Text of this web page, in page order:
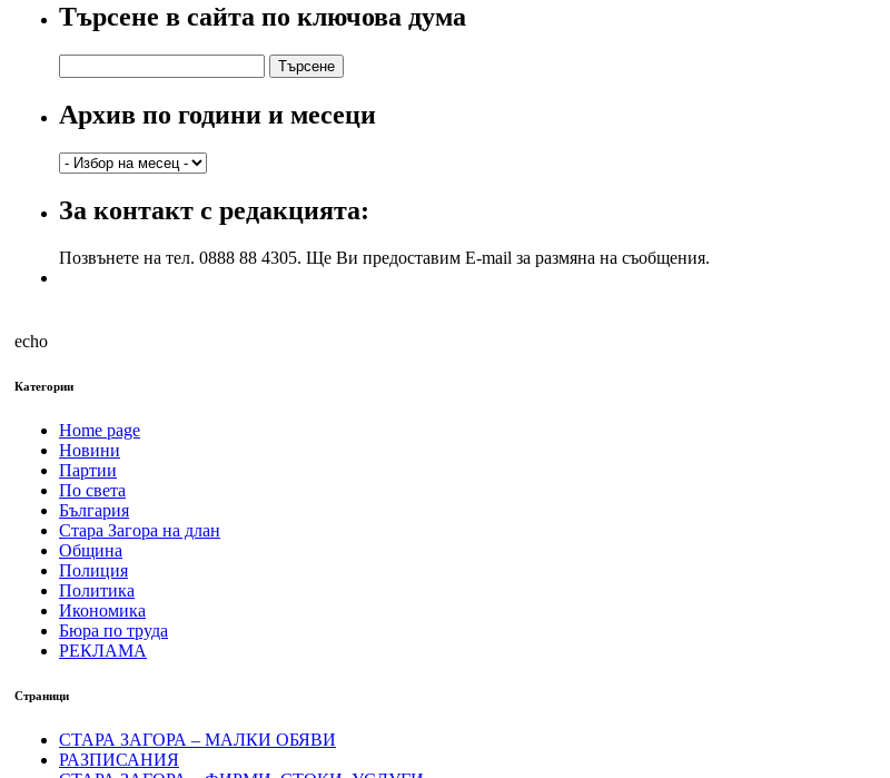
Търсене в сайта по ключова дума
за:
Архив по години и месеци
Архив
години
и
За контакт с редакцията:
Позвънете на тел. 0888 88 4305. Ще Ви предоставим E-mail за размяна на съобщения.
echo
Категории
Home page
Новини
Партии
По света
България
Стара Загора на длан
Община
Полиция
Политика
Икономика
Бюра по труда
РЕКЛАМА
Страници
СТАРА ЗАГОРА – МАЛКИ ОБЯВИ
РАЗПИСАНИЯ